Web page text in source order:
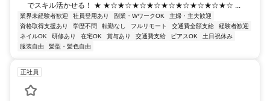
でスキル活かせる！ ★ ★☆★☆★☆★☆★☆★☆★☆★☆★☆ ...
業界未経験者歓迎 社員登用あり 副業・WワークOK
主婦・主夫歓迎
資格取得支援あり
学歴不問 転勤なし フルリモート 交通費全額支給
経験者歓迎
ネイルOK
研修あり 在宅OK 賞与あり 交通費支給 ピアスOK
土日祝休み
服装自由
髪型・髪色自由
正社員